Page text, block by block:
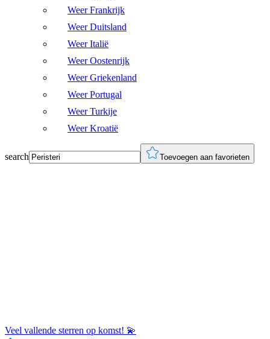
Weer Frankrijk
Weer Duitsland
Weer Italië
Weer Oostenrijk
Weer Griekenland
Weer Portugal
Weer Turkije
Weer Kroatië
search Toevoegen aan favorieten
Veel vallende sterren op komst! 💫